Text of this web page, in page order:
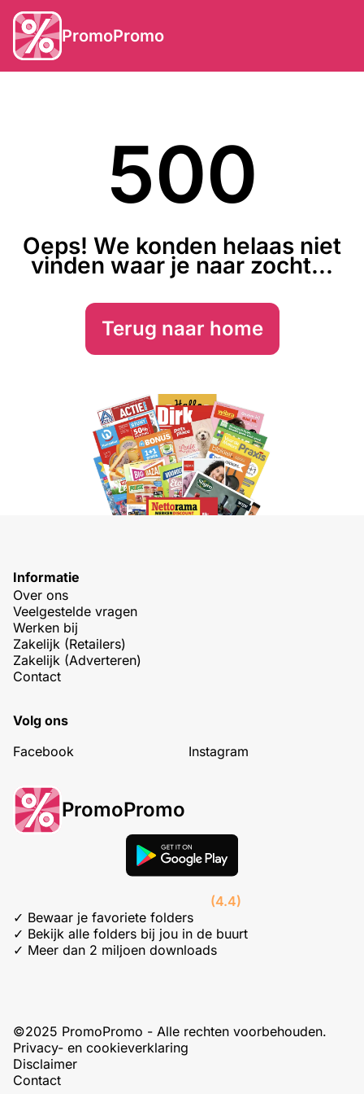
PromoPromo
500
Oeps! We konden helaas niet
vinden waar je naar zocht...
Terug naar home
Informatie
Over ons
Veelgestelde vragen
Werken bij
Zakelijk (Retailers)
Zakelijk (Adverteren)
Contact
Volg ons
Facebook
Instagram
PromoPromo
(4.4)
✓ Bewaar je favoriete folders
✓ Bekijk alle folders bij jou in de buurt
✓ Meer dan 2 miljoen downloads
©2025 PromoPromo - Alle rechten voorbehouden.
Privacy- en cookieverklaring
Disclaimer
Contact